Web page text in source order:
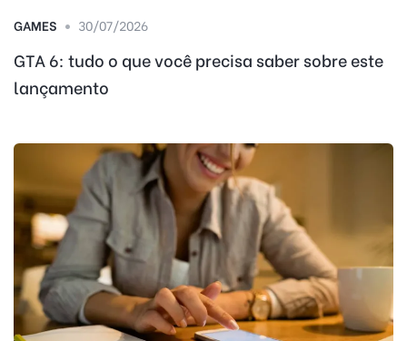
GAMES 30/07/2026
GTA 6: tudo o que você precisa saber sobre este
lançamento